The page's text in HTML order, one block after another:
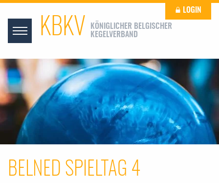
KBKV
KÖNIGLICHER BELGISCHER
KEGELVERBAND
LOGIN
BELNED SPIELTAG 4